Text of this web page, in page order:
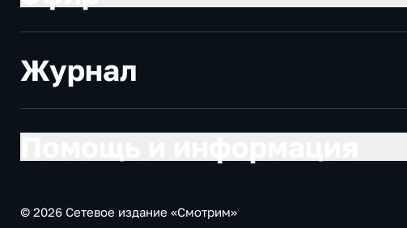
Журнал
© 2026 Сетевое издание «Смотрим»